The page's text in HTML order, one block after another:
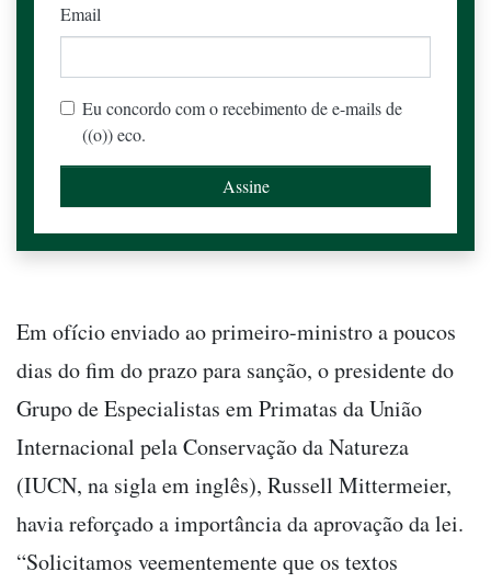
Email
Eu concordo com o recebimento de e-mails de
((o)) eco.
Em ofício enviado ao primeiro-ministro a poucos
dias do fim do prazo para sanção, o presidente do
Grupo de Especialistas em Primatas da União
Internacional pela Conservação da Natureza
(IUCN, na sigla em inglês), Russell Mittermeier,
havia reforçado a importância da aprovação da lei.
“Solicitamos veementemente que os textos